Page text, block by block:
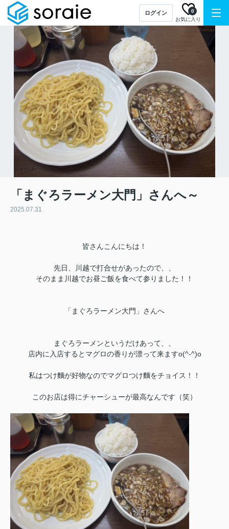
ログイン
お気に入り
0
「まぐろラーメン大門」さんへ～
2025.07.31
皆さんこんにちは！
先日、川越で打合せがあったので、、
そのまま川越でお昼ご飯を食べて参りました！！
「まぐろラーメン大門」さんへ
まぐろラーメンというだけあって、、
店内に入店するとマグロの香りが漂って来ますo(^-^)o
私はつけ麵が好物なのでマグロつけ麵をチョイス！！
このお店は得にチャーシューが最高なんです（笑）